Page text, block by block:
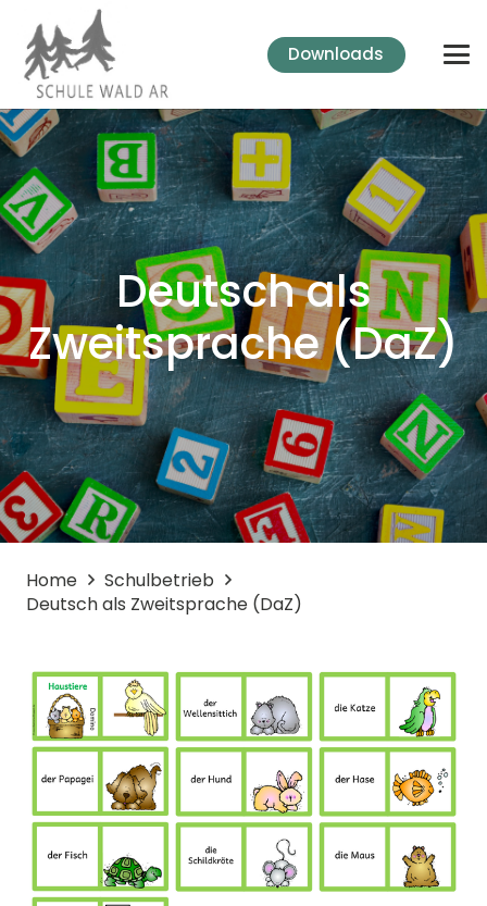
Downloads
Deutsch als
Zweitsprache (DaZ)
Home
Schulbetrieb
Deutsch als Zweitsprache (DaZ)